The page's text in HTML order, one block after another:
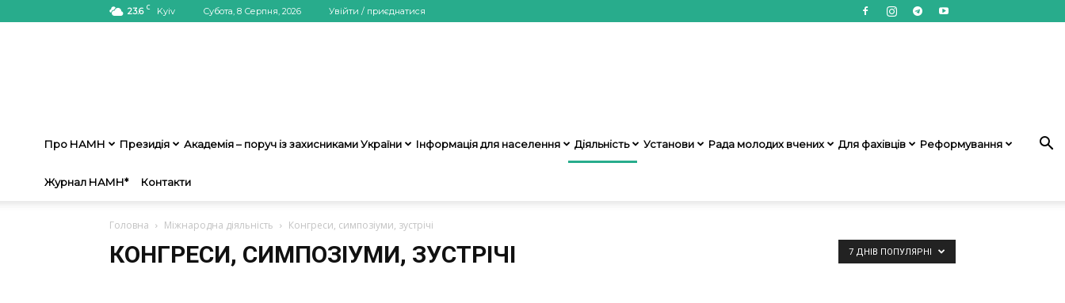
23.6 C Kyiv Субота, 8 Серпня, 2026 Увійти / приєднатися
Про НАМН Президія Академія – поруч із захисниками України Інформація для населення Діяльність Установи Рада молодих вчених Для фахівців Реформування
Журнал НАМН* Контакти
Головна Міжнародна діяльність Конгреси, симпозіуми, зустрічі
КОНГРЕСИ, СИМПОЗІУМИ, ЗУСТРІЧІ 7 ДНІВ ПОПУЛЯРНІ